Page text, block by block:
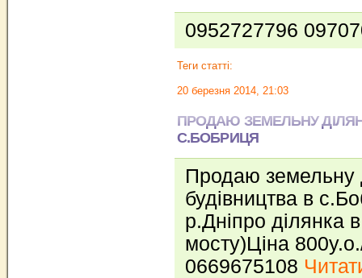
0952727796
Теги статті:
20 березня 2014, 21:03
ПРОДАЮ ЗЕМЕЛЬНУ
С.БОБРИЦЯ
Продаю земельну
будівництва в
р.Дніпро ділянка
мосту)Ціна
0669675108